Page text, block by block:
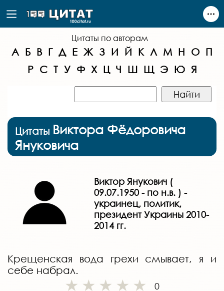
Цитаты по авторам
А Б В Г Д Е Ж З И Й К Л М Н О П
Р С Т У Ф Х Ц Ч Ш Щ Э Ю Я
Цитаты Виктора Фёдоровича
Януковича
Виктор Янукович (
09.07.1950 - по н.в. ) -
украинец, политик,
президент Украины 2010-
2014 гг.
Крещенская вода грехи смывает, я и
себе набрал.
0